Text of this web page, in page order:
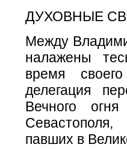
ДУХОВНЫЕ
Между
налажены
время
делегация
Вечного
павших в